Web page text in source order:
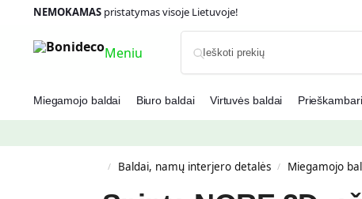
NEMOKAMASpristatymas visoje Lietuvoje!
Meniu
Miegamojo baldai Biuro baldai Virtuvės baldai
/ Baldai, namų interjero detalės / Miegamojo